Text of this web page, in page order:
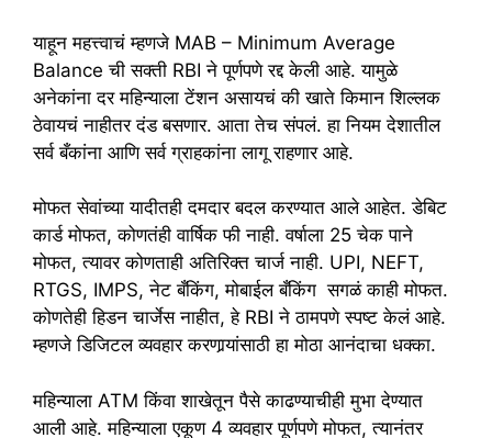
याहून महत्त्वाचं म्हणजे MAB – Minimum Average
Balance ची सक्ती RBI ने पूर्णपणे रद्द केली आहे. यामुळे
अनेकांना दर महिन्याला टेंशन असायचं की खाते किमान शिल्लक
ठेवायचं नाहीतर दंड बसणार. आता तेच संपलं. हा नियम देशातील
सर्व बँकांना आणि सर्व ग्राहकांना लागू राहणार आहे.
मोफत सेवांच्या यादीतही दमदार बदल करण्यात आले आहेत. डेबिट
कार्ड मोफत, कोणतंही वार्षिक फी नाही. वर्षाला 25 चेक पाने
मोफत, त्यावर कोणताही अतिरिक्त चार्ज नाही. UPI, NEFT,
RTGS, IMPS, नेट बँकिंग, मोबाईल बँकिंग सगळं काही मोफत.
कोणतेही हिडन चार्जेस नाहीत, हे RBI ने ठामपणे स्पष्ट केलं आहे.
म्हणजे डिजिटल व्यवहार करणार्‍यांसाठी हा मोठा आनंदाचा धक्का.
महिन्याला ATM किंवा शाखेतून पैसे काढण्याचीही मुभा देण्यात
आली आहे. महिन्याला एकूण 4 व्यवहार पूर्णपणे मोफत, त्यानंतर